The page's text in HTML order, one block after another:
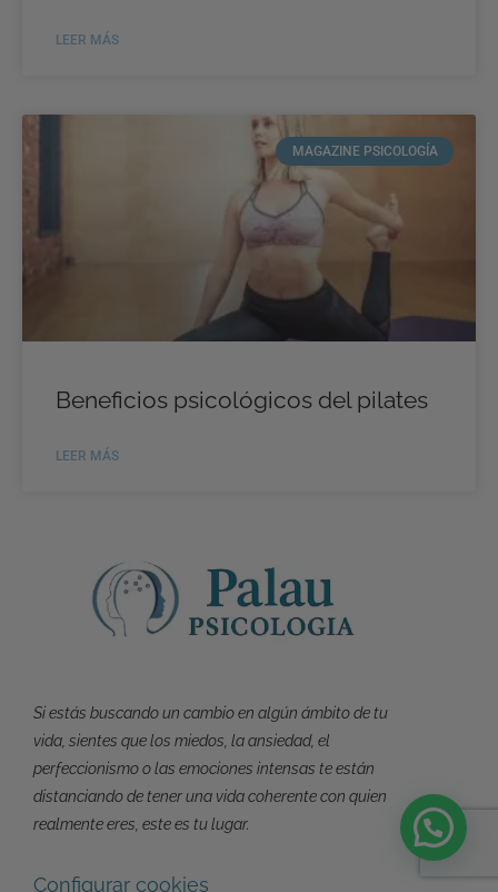
LEER MÁS
MAGAZINE PSICOLOGÍA
Beneficios psicológicos del pilates
LEER MÁS
Si estás buscando un cambio en algún ámbito de tu
vida, sientes que los miedos, la ansiedad, el
perfeccionismo o las emociones intensas te están
distanciando de tener una vida coherente con quien
realmente eres, este es tu lugar.
Configurar cookies